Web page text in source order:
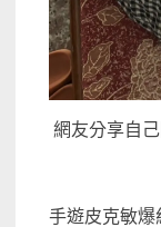
網友分享自
手遊皮克敏